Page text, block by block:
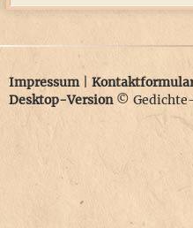
Impressum|
Desktop-Version© Gedichte-